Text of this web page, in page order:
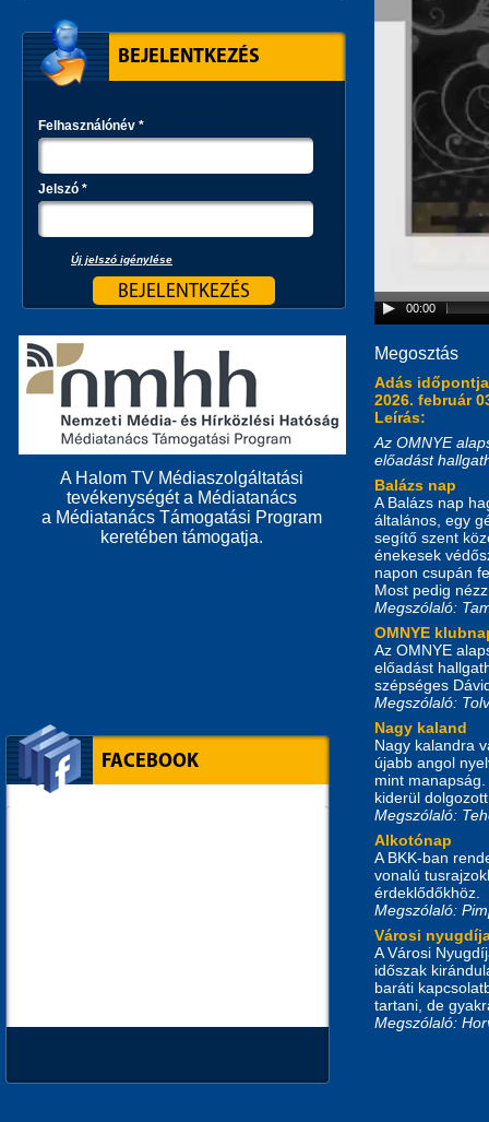
00:00
Megosztás
Adás
2026. február
Leírás:
Az OMNYE
előadást
Balázs nap
A Balázs nap
általános, egy
segítő szent
énekesek
napon csupán
Most pedig
Megszólaló:
OMNYE
Az OMNYE
előadást
szépséges
Megszólaló:
Nagy kaland
Nagy kalandra
újabb angol
mint
kiderül
Megszólaló:
Alkotónap
A BKK-ban
vonalú
érdeklődőkhöz.
Megszólaló:
Városi
A Városi
időszak
baráti
tartani, de
Megszólaló:
BEJELENTKEZÉS
Felhasználónév *
Jelszó *
Új jelszó igénylése
A Halom TV Médiaszolgáltatási
tevékenységét a Médiatanács
a Médiatanács Támogatási Program
keretében támogatja.
FACEBOOK